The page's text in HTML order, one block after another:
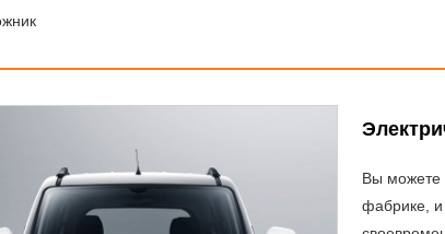
Вы можете
фабрике,